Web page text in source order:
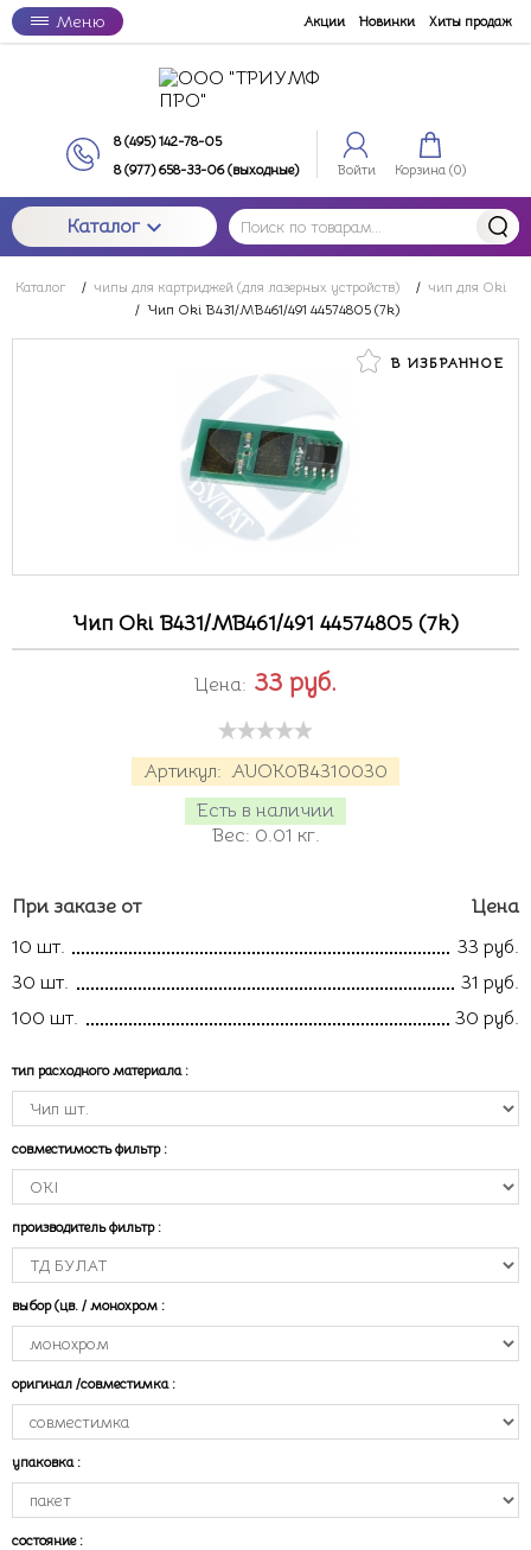
Меню Акции Новинки Хиты продаж
8 (495) 142-78-05
8 (977) 658-33-06 (выходные)
Войти Корзина (0)
Каталог
Каталог / чипы для картриджей (для лазерных устройств) / чип для Oki
/ Чип Oki B431/MB461/491 44574805 (7k)
В ИЗБРАННОЕ
Чип Oki B431/MB461/491 44574805 (7k)
Артикул: AUOK0B4310030
Есть в наличии
Вес: 0.01 кг.
Цена: 33 руб.
При заказе от
Цена
10 шт.
33 руб.
30 шт.
31 руб.
100 шт.
30 руб.
тип расходного материала :
совместимость фильтр :
производитель фильтр :
выбор (цв. / монохром :
оригинал /совместимка :
упаковка :
состояние :